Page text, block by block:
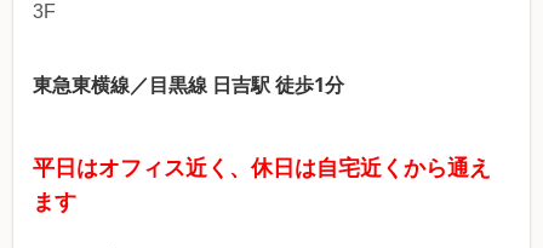
3F
東急東横線／目黒線 日吉駅 徒歩1分
平日はオフィス近く、休日は自宅近くから通え
ます